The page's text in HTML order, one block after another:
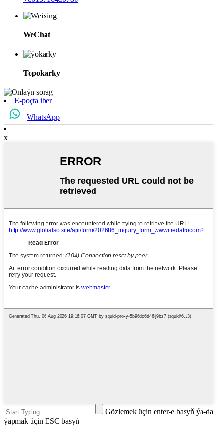
WeChat
Topokarky
E-poçta iber
WhatsApp
x
Gözlemek üçin enter-e basyň ýa-da
ýapmak üçin ESC basyň